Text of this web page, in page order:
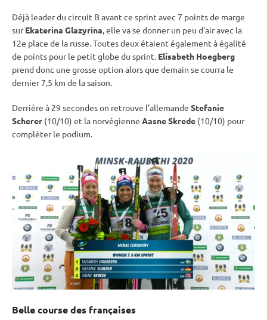
Déjà leader du circuit B avant ce sprint avec 7 points de marge
surEkaterina Glazyrina, elle va se donner un peu d’air avec la
12e place de la russe. Toutes deux étaient également à égalité
de points pour le petit globe du sprint. Elisabeth Hoegberg
prend donc une grosse option alors que demain se courra le
dernier 7,5 km de la saison.
Derrière à 29 secondes on retrouve l’allemande Stefanie
Scherer (10/10) et la norvégienne Aasne Skrede (10/10) pour
compléter le podium.
Belle course des françaises